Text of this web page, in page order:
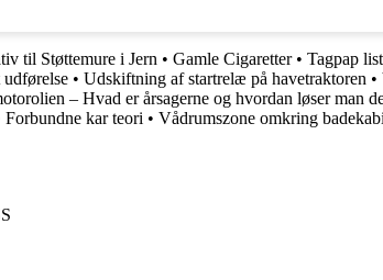
til Støttemure i Jern • Gamle Cigaretter• Tagpap
• Udskiftning af startrelæ på havetraktoren •
– Hvad er årsagerne og hvordan løser man
Forbundne kar teori • Vådrumszone omkring